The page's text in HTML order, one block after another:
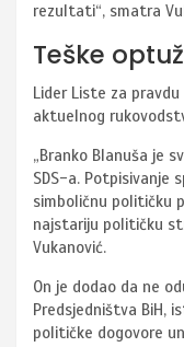
rezultati“, smatra
Teške
Lider Liste za
aktuelnog
„Branko Blanuša je
SDS-a. Potpisivanje
simboličnu političku
najstariju političku
Vukanović.
On je dodao da ne
Predsjedništva BiH,
političke dogovore